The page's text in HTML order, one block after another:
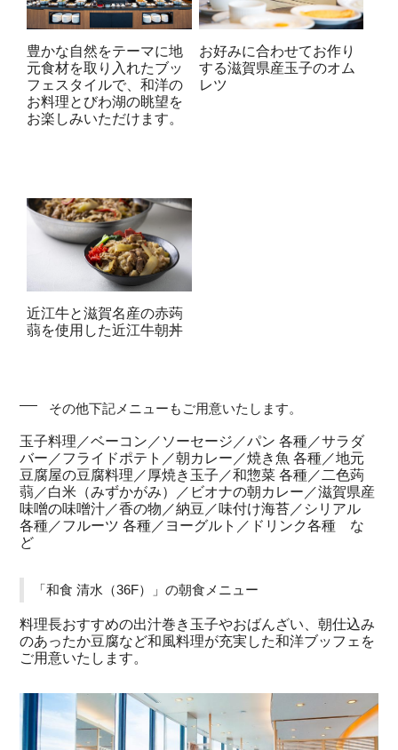
豊かな自然をテーマに地
元食材を取り入れたブッ
フェスタイルで、和洋の
お料理とびわ湖の眺望を
お楽しみいただけます。
お好みに合わせてお作り
する滋賀県産玉子のオム
レツ
近江牛と滋賀名産の赤蒟
蒻を使用した近江牛朝丼
その他下記メニューもご用意いたします。
玉子料理／ベーコン／ソーセージ／パン 各種／サラダ
バー／フライドポテト／朝カレー／焼き魚 各種／地元
豆腐屋の豆腐料理／厚焼き玉子／和惣菜 各種／二色蒟
蒻／白米（みずかがみ）／ビオナの朝カレー／滋賀県産
味噌の味噌汁／香の物／納豆／味付け海苔／シリアル
各種／フルーツ 各種／ヨーグルト／ドリンク各種 な
ど
「和食 清水（36F）」の朝食メニュー
料理長おすすめの出汁巻き玉子やおばんざい、朝仕込み
のあったか豆腐など和風料理が充実した和洋ブッフェを
ご用意いたします。